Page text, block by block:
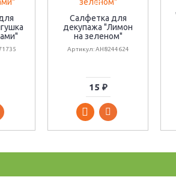
Салфетка для
декупажа "Лимон
на зеленом"
Артикул: AH8244624
15 ₽